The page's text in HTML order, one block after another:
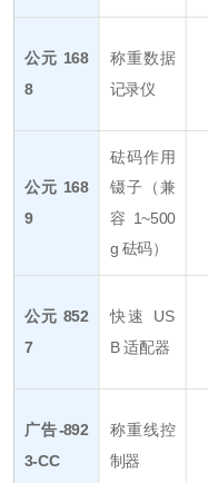
公元 168
8
称重数据
记录仪
公元 168
9
砝码作用
镊子（兼
容 1~500
g 砝码）
公元 852
7
快速 US
B 适配器
广告-892
3-CC
称重线控
制器